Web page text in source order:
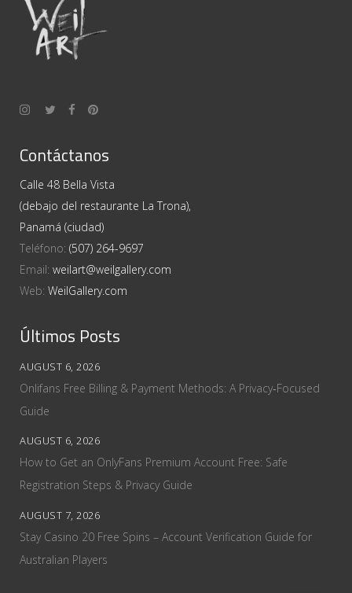
Contáctanos
Calle 48 Bella Vista
(debajo del restaurante La Trona),
Panamá (ciudad)
Teléfono: (507) 264-9697
Email: weilart@weilgallery.com
Web: WeilGallery.com
Últimos Posts
AUGUST 6, 2026
Onlifans Free Billing & Payment Methods: A Privacy‑Focused
Guide
AUGUST 6, 2026
How to Get an OnlyFans Premium Account Free: Safe
Registration Steps & Privacy Guide
AUGUST 7, 2026
Stay Casino 20 Free Spins – Account Verification Guide for
Australian Players